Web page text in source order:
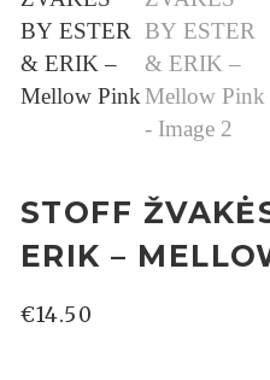
STOFF
ERIK –
€14.50